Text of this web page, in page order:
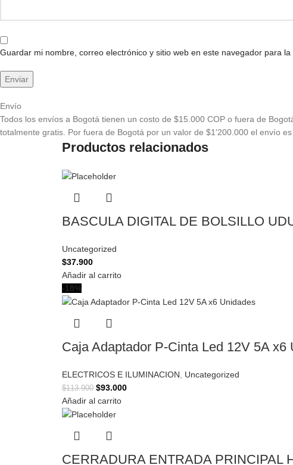
Guardar mi nombre, correo electrónico y sitio web en este navegador para
Envío
Todos los envíos a Bogotá tienen un costo de $15.000 COP o fuera de
totalmente gratis. Por fuera de Bogotá por un valor de $1'200.000 el envío
Productos relacionados
BASCULA DIGITAL DE BOLSILLO
Uncategorized
$37.900
Añadir al carrito
-18%
Caja Adaptador P-Cinta Led 12V 5A x6
ELECTRICOS E ILUMINACION Uncategorized
$113.900 $93.000
Añadir al carrito
CERRADURA ENTRADA PRINCIPAL